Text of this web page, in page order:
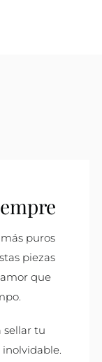
puros
piezas
que
sellar tu